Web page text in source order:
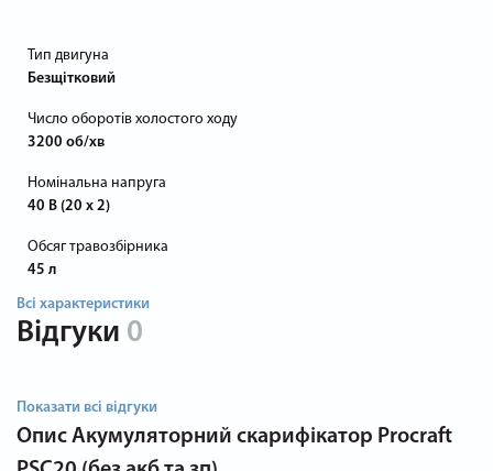
Тип двигуна
Безщітковий
Число оборотів холостого ходу
3200 об/хв
Номінальна напруга
40 В (20 х 2)
Обсяг травозбірника
45 л
Всі характеристики
Відгуки 0
Показати всі відгуки
Опис Акумуляторний скарифікатор Procraft